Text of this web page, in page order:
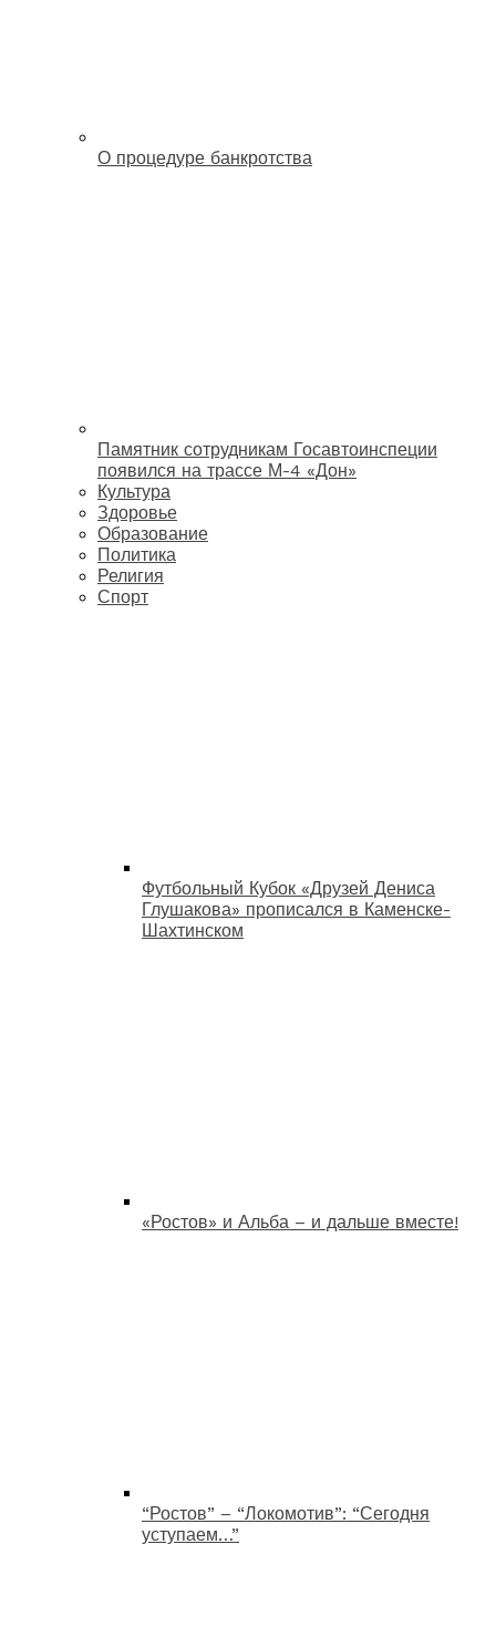
О процедуре банкротства
Памятник сотрудникам Госавтоинспеции
появился на трассе М-4 «Дон»
Культура
Здоровье
Образование
Политика
Религия
Спорт
Футбольный Кубок «Друзей Дениса
Глушакова» прописался в Каменске-
Шахтинском
«Ростов» и Альба – и дальше вместе!
“Ростов” – “Локомотив”: “Сегодня
уступаем…”